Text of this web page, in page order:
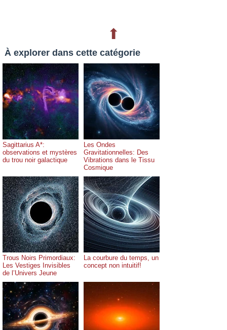
⬆
À explorer dans cette catégorie
Sagittarius A*:
observations et mystères
du trou noir galactique
Les Ondes
Gravitationnelles: Des
Vibrations dans le Tissu
Cosmique
Trous Noirs Primordiaux:
Les Vestiges Invisibles
de l’Univers Jeune
La courbure du temps, un
concept non intuitif!